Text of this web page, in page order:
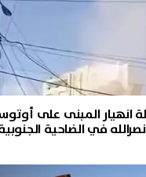
انهيار المبنى على
في الضاحية